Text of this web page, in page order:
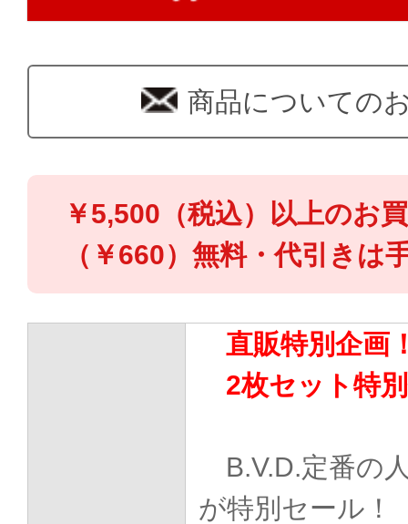
商品についての
￥5,500（税込）以上のお
（￥660）無料・代引きは
直販特別企画
2枚セット特
B.V.D.定番の
が特別セール！